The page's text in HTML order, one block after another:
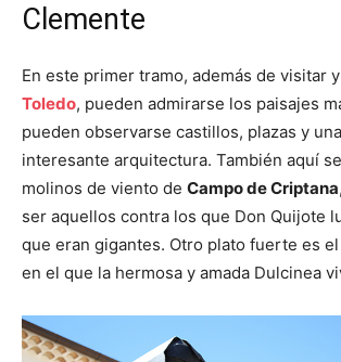
Clemente
En este primer tramo, además de visitar
Toledo, pueden admirarse los paisajes
pueden observarse castillos, plazas y
interesante arquitectura. También aquí
molinos de viento de Campo de Criptana
ser aquellos contra los que Don Quijote
que eran gigantes. Otro plato fuerte es el
en el que la hermosa y amada Dulcinea